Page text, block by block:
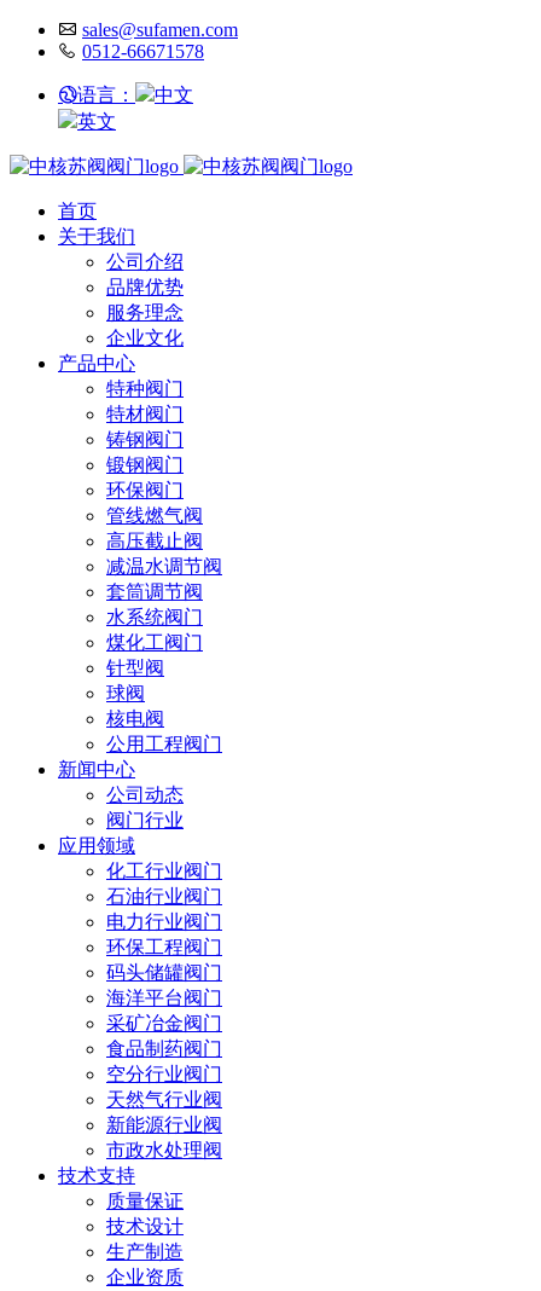
sales@sufamen.com
0512-66671578
语言：
中文
英文
首页
关于我们
公司介绍
品牌优势
服务理念
企业文化
产品中心
特种阀门
特材阀门
铸钢阀门
锻钢阀门
环保阀门
管线燃气阀
高压截止阀
减温水调节阀
套筒调节阀
水系统阀门
煤化工阀门
针型阀
球阀
核电阀
公用工程阀门
新闻中心
公司动态
阀门行业
应用领域
化工行业阀门
石油行业阀门
电力行业阀门
环保工程阀门
码头储罐阀门
海洋平台阀门
采矿冶金阀门
食品制药阀门
空分行业阀门
天然气行业阀
新能源行业阀
市政水处理阀
技术支持
质量保证
技术设计
生产制造
企业资质